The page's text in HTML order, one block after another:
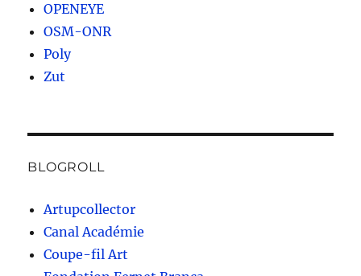
OPENEYE
OSM-ONR
Poly
Zut
BLOGROLL
Artupcollector
Canal Académie
Coupe-fil Art